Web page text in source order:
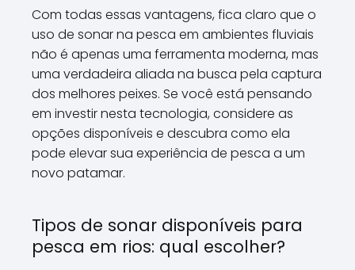
Com todas essas vantagens, fica claro que o
uso de sonar na pesca em ambientes fluviais
não é apenas uma ferramenta moderna, mas
uma verdadeira aliada na busca pela captura
dos melhores peixes. Se você está pensando
em investir nesta tecnologia, considere as
opções disponíveis e descubra como ela
pode elevar sua experiência de pesca a um
novo patamar.
Tipos de sonar disponíveis para
pesca em rios: qual escolher?